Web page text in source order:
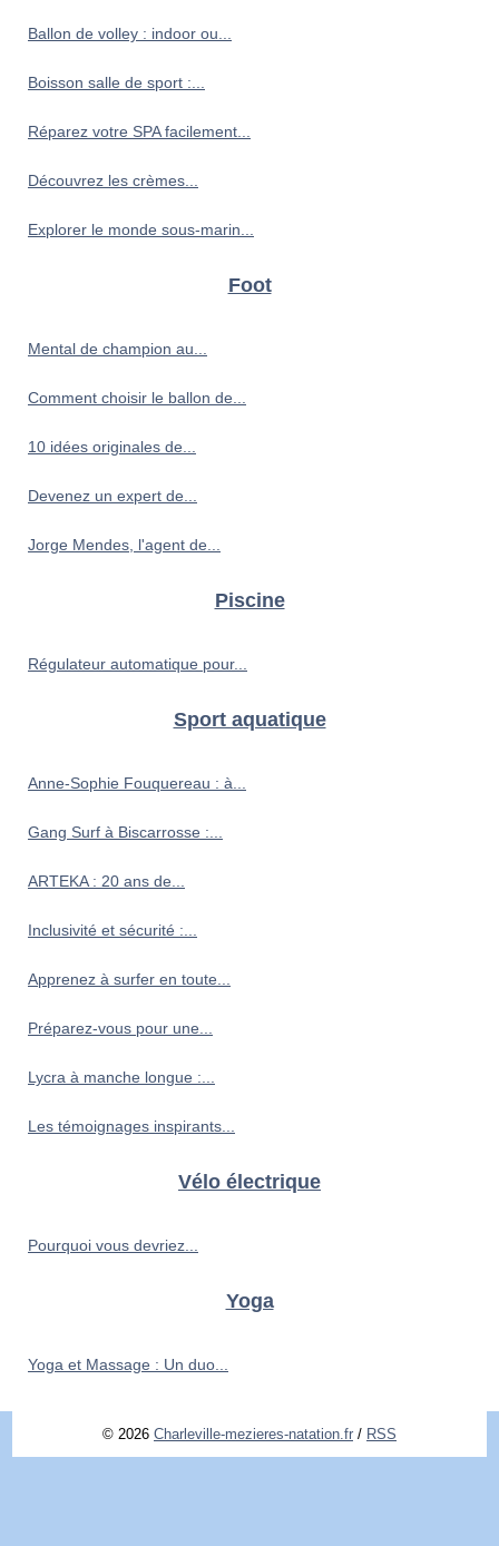
Ballon de volley : indoor ou...
Boisson salle de sport :...
Réparez votre SPA facilement...
Découvrez les crèmes...
Explorer le monde sous-marin...
Foot
Mental de champion au...
Comment choisir le ballon de...
10 idées originales de...
Devenez un expert de...
Jorge Mendes, l'agent de...
Piscine
Régulateur automatique pour...
Sport aquatique
Anne-Sophie Fouquereau : à...
Gang Surf à Biscarrosse :...
ARTEKA : 20 ans de...
Inclusivité et sécurité :...
Apprenez à surfer en toute...
Préparez-vous pour une...
Lycra à manche longue :...
Les témoignages inspirants...
Vélo électrique
Pourquoi vous devriez...
Yoga
Yoga et Massage : Un duo...
© 2026 Charleville-mezieres-natation.fr / RSS